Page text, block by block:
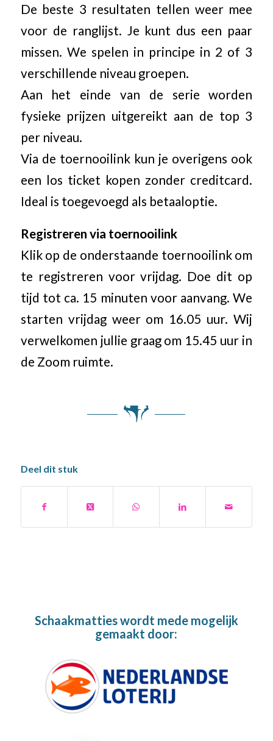
De beste 3 resultaten tellen weer mee
voor de ranglijst. Je kunt dus een paar
missen. We spelen in principe in 2 of 3
verschillende niveau groepen.
Aan het einde van de serie worden
fysieke prijzen uitgereikt aan de top 3
per niveau.
Via de toernooilink kun je overigens ook
een los ticket kopen zonder creditcard.
Ideal is toegevoegd als betaaloptie.
Registreren via toernooilink
Klik op de onderstaande toernooilink om
te registreren voor vrijdag. Doe dit op
tijd tot ca. 15 minuten voor aanvang. We
starten vrijdag weer om 16.05 uur. Wij
verwelkomen jullie graag om 15.45 uur in
de Zoom ruimte.
Deel dit stuk
Schaakmatties wordt mede mogelijk
gemaakt door: